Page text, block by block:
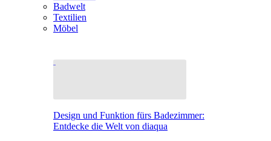
Badwelt
Textilien
Möbel
Design und Funktion fürs Badezimmer:
Entdecke die Welt von diaqua